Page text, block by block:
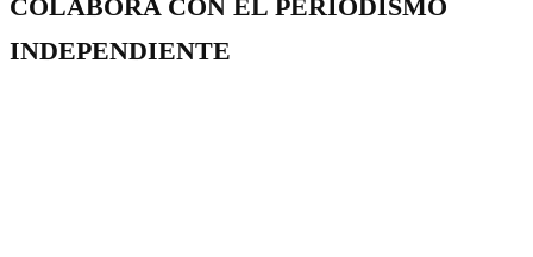
COLABORA CON EL PERIODISMO
INDEPENDIENTE